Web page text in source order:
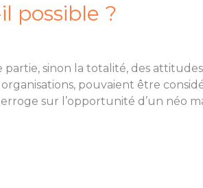
possible ?
sinon la totalité, des
pouvaient être
sur l’opportunité d’un néo